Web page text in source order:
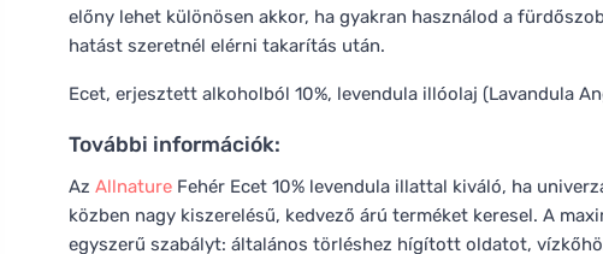
előny lehet különösen akkor, ha gyakran használod a
hatást szeretnél elérni takarítás után.
Ecet, erjesztett alkoholból 10%, levendula illóolaj (Lavandula
További információk:
Az Allnature Fehér Ecet 10% levendula illattal kiváló, ha
közben nagy kiszerelésű, kedvező árú terméket keresel. A
egyszerű szabályt: általános törléshez hígított oldatot,